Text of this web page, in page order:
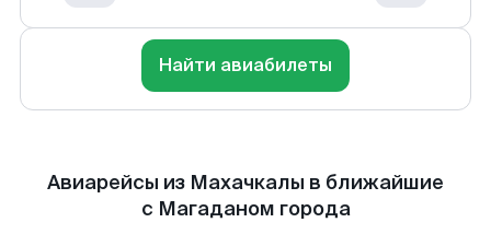
Найти авиабилеты
Авиарейсы из Махачкалы в ближайшие
с Магаданом города